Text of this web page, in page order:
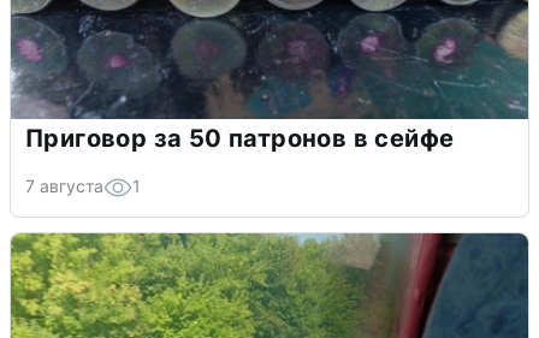
Приговор за 50 патронов в сейфе
7 августа 1